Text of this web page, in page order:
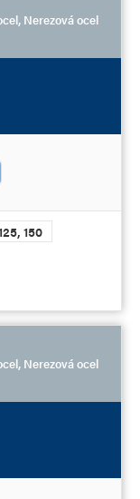
Nerezová ocel
150
Nerezová ocel